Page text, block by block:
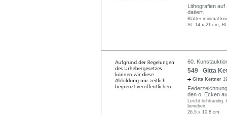
Lithografien
datiert.
Blätter minimal
St. 14 x 21 cm,
60.
549 Gitta
Gitta Kettner
den o. Ecken
Leicht
berieben.
26,5 x 10,8 cm.